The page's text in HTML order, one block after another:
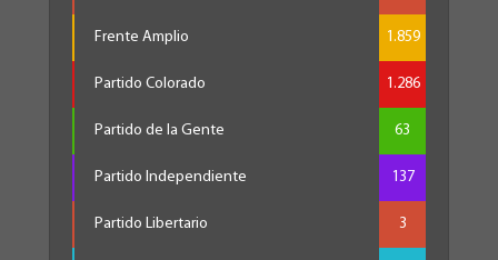
Frente Amplio 1.859
Partido Colorado 1.286
Partido de la Gente 63
Partido Independiente 137
Partido Libertario 3